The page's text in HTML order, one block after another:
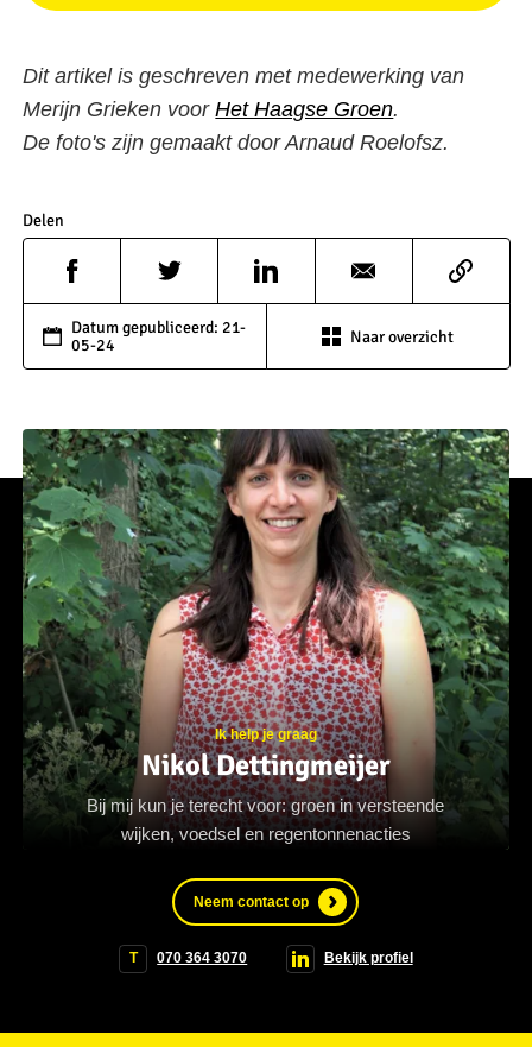
Dit artikel is geschreven met medewerking van
Merijn Grieken voorHet Haagse Groen.
De foto's zijn gemaakt door Arnaud Roelofsz.
Delen
Datum gepubliceerd: 21-
05-24
Naar overzicht
Ik help je graag
Nikol Dettingmeijer
Bij mij kun je terecht voor: groen in versteende
wijken, voedsel en regentonnenacties
Neem contact op
T 070 364 3070 Bekijk profiel